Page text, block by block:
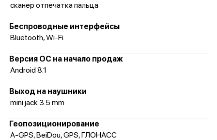
сканер отпечатка пальца
Беспроводные интерфейсы
Bluetooth, Wi-Fi
Версия ОС на начало продаж
Android 8.1
Выход на наушники
mini jack 3.5 mm
Геопозиционирование
A-GPS, BeiDou, GPS, ГЛОНАСС